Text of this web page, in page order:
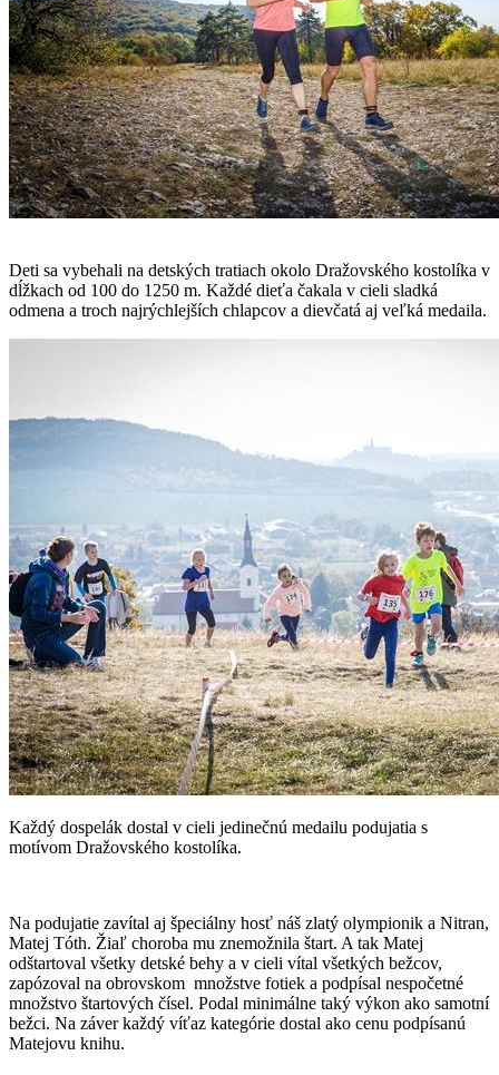
Deti sa vybehali na detských tratiach okolo Dražovského kostolíka v
dĺžkach od 100 do 1250 m. Každé dieťa čakala v cieli sladká
odmena a troch najrýchlejších chlapcov a dievčatá aj veľká medaila.
Každý dospelák dostal v cieli jedinečnú medailu podujatia s
motívom Dražovského kostolíka.
Na podujatie zavítal aj špeciálny hosť náš zlatý olympionik a Nitran,
Matej Tóth. Žiaľ choroba mu znemožnila štart. A tak Matej
odštartoval všetky detské behy a v cieli vítal všetkých bežcov,
zapózoval na obrovskom množstve fotiek a podpísal nespočetné
množstvo štartových čísel. Podal minimálne taký výkon ako samotní
bežci. Na záver každý víťaz kategórie dostal ako cenu podpísanú
Matejovu knihu.